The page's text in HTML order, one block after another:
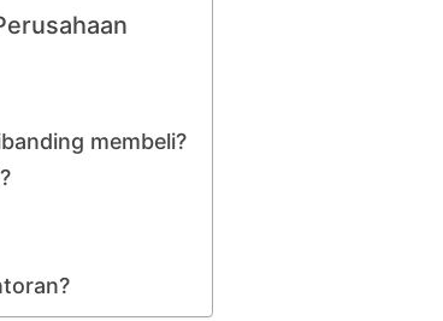
membeli?